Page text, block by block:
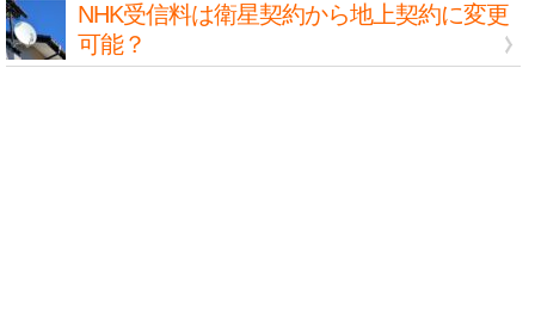
NHK受信料は衛星契約から地上契約に変更
可能？